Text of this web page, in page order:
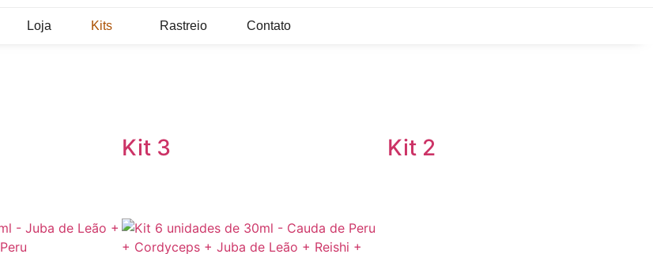
Loja Kits Rastreio Contato
Kit 3
Kit 2